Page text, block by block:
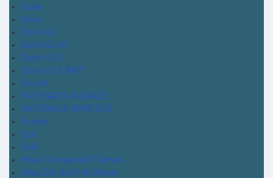
Duna
Dzire
Dzire GL
Dzire GL AT
Dzire GLX
Dzire GLX AMT
Escort
FASTBACK AUDACE
FASTBACK IMPETUS
Fiorino
Gol
Golf
Hilux Conquest AT Diesel
Hilux DX 4x2 Full Diesel